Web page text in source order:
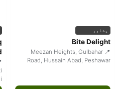
پشاور
Bite Delight
📍 Meezan Heights, Gulbahar
Road, Hussain Abad, Peshawar